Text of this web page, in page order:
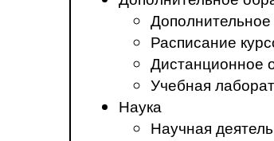
Расписание
Дистанционное
Учебная
Наука
Научная